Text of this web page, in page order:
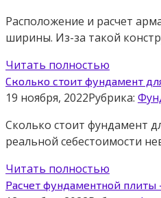
Расположение и расчет
ширины. Из-за такой
Читать полностью
Сколько стоит фундамент
19 ноября, 2022Рубрика:
Сколько стоит фундамент
реальной себестоимости
Читать полностью
Расчет фундаментной плиты